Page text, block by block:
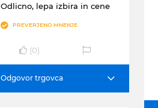
Odlicno, lepa izbira in cene
PREVERJENO MNENJE
(0)
Odgovor trgovca